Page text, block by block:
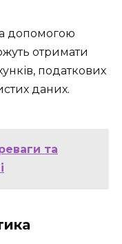
допомогою
отримати
податкових
даних.
та